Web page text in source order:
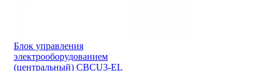
Блок управления
электрооборудованием
(центральный) CBCU3-EL